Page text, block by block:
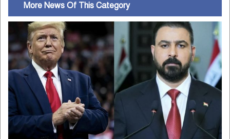
More News Of This Category